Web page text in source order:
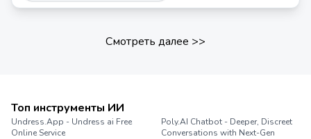
Смотреть далее >>
Топ инструменты ИИ
Undress.App - Undress ai Free
Online Service
Poly.AI Chatbot - Deeper, Discreet
Conversations with Next-Gen